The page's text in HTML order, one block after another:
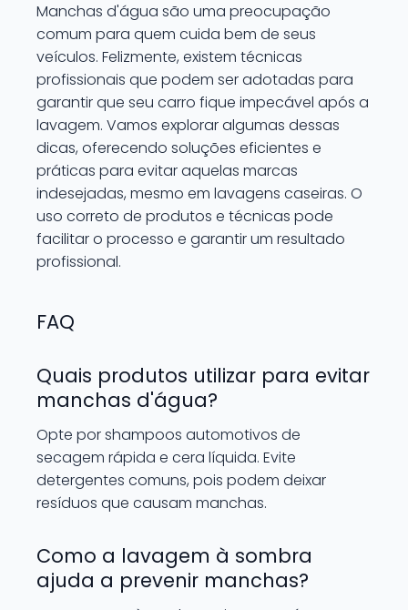
Manchas d'água são uma preocupação
comum para quem cuida bem de seus
veículos. Felizmente, existem técnicas
profissionais que podem ser adotadas para
garantir que seu carro fique impecável após a
lavagem. Vamos explorar algumas dessas
dicas, oferecendo soluções eficientes e
práticas para evitar aquelas marcas
indesejadas, mesmo em lavagens caseiras. O
uso correto de produtos e técnicas pode
facilitar o processo e garantir um resultado
profissional.
FAQ
Quais produtos utilizar para evitar
manchas d'água?
Opte por shampoos automotivos de
secagem rápida e cera líquida. Evite
detergentes comuns, pois podem deixar
resíduos que causam manchas.
Como a lavagem à sombra
ajuda a prevenir manchas?